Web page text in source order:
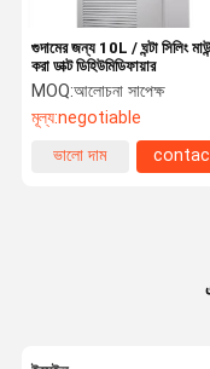
বাড়ি
কারখানা ভ্রমণ মান
বাণিজ্যিক গ্রেড
গুদামের জন্য 10L / ঘন্টা সিলিং
করা ডাক্ট ডিহিউমিডিফায়ার
MOQ:আলোচনা সাপেক্ষ
মূল্য:negotiable
ভালো দাম